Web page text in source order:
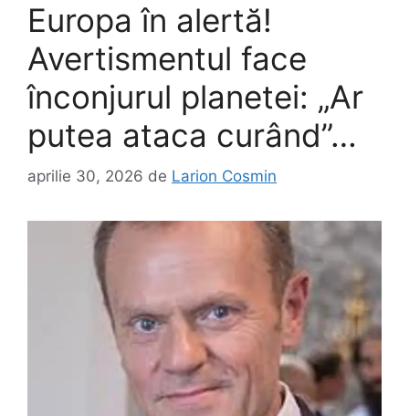
Europa în alertă!
Avertismentul face
înconjurul planetei: „Ar
putea ataca curând”…
aprilie 30, 2026 de Larion Cosmin